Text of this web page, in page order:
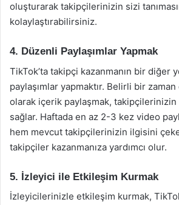
oluşturarak takipçilerinizin sizi
kolaylaştırabilirsiniz.
4. Düzenli Paylaşımlar Yapmak
TikTok’ta takipçi kazanmanın bir diğer
paylaşımlar yapmaktır. Belirli bir
olarak içerik paylaşmak, takipçilerinizin
sağlar. Haftada en az 2-3 kez video
hem mevcut takipçilerinizin ilgisini
takipçiler kazanmanıza yardımcı olur.
5. İzleyici ile Etkileşim Kurmak
İzleyicilerinizle etkileşim kurmak,